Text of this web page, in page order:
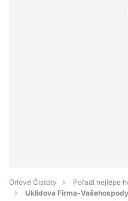
Orlové Čistoty
Pořadí nejlépe
Uklidova Firma-